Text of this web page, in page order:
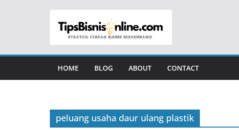
HOME BLOG ABOUT CONTACT
peluang usaha daur ulang plastik